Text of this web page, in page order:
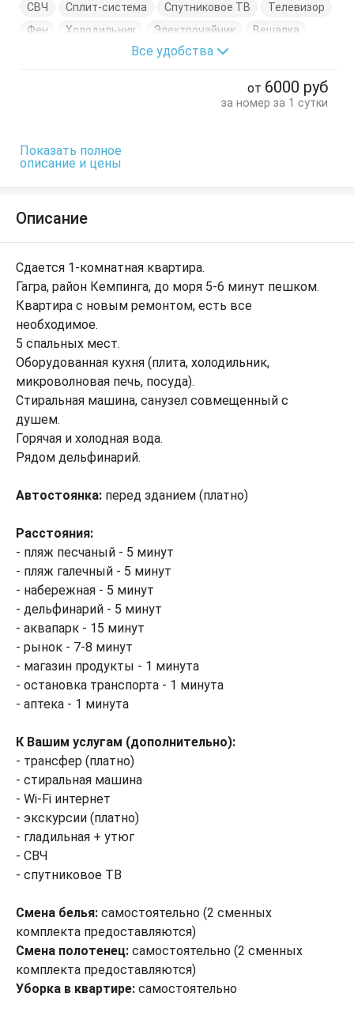
СВЧ
Сплит-система Спутниковое ТВ
Телевизор
Фен
Холодильник Электрочайник
Вешалка
Кресло-кровать
Все удобства
от 6000 руб
за номер за 1 сутки
Показать полное
описание и цены
Описание
Сдается 1-комнатная квартира.
Гагра, район Кемпинга, до моря 5-6 минут пешком.
Квартира с новым ремонтом, есть все
необходимое.
5 спальных мест.
Оборудованная кухня (плита, холодильник,
микроволновая печь, посуда).
Стиральная машина, санузел совмещенный с
душем.
Горячая и холодная вода.
Рядом дельфинарий.
Автостоянка: перед зданием (платно)
Расстояния:
- пляж песчаный - 5 минут
- пляж галечный - 5 минут
- набережная - 5 минут
- дельфинарий - 5 минут
- аквапарк - 15 минут
- рынок - 7-8 минут
- магазин продукты - 1 минута
- остановка транспорта - 1 минута
- аптека - 1 минута
К Вашим услугам (дополнительно):
- трансфер (платно)
- стиральная машина
- Wi-Fi интернет
- экскурсии (платно)
- гладильная + утюг
- СВЧ
- спутниковое ТВ
Смена белья: самостоятельно (2 сменных
комплекта предоставляются)
Смена полотенец: самостоятельно (2 сменных
комплекта предоставляются)
Уборка в квартире: самостоятельно